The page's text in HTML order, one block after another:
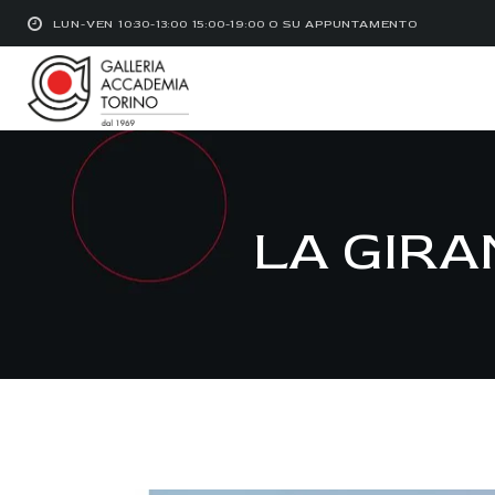
LUN-VEN 10:30-13:00 15:00-19:00 O SU APPUNTAMENTO
LA